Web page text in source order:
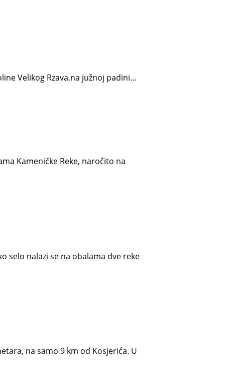
Velikog Rzava,na južnoj padini…
Kameničke Reke, naročito na
selo nalazi se na obalama dve reke
na samo 9 km od Kosjerića. U